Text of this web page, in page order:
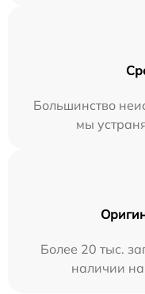
Большинство
мы
Более 20 тыс.
наличии